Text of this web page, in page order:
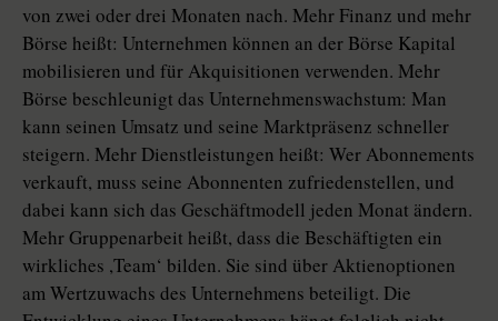
von zwei oder drei Monaten nach. Mehr Finanz und mehr
Börse heißt: Unternehmen können an der Börse Kapital
mobilisieren und für Akquisitionen verwenden. Mehr
Börse beschleunigt das Unternehmenswachstum: Man
kann seinen Umsatz und seine Marktpräsenz schneller
steigern. Mehr Dienstleistungen heißt: Wer Abonnements
verkauft, muss seine Abonnenten zufriedenstellen, und
dabei kann sich das Geschäftmodell jeden Monat ändern.
Mehr Gruppenarbeit heißt, dass die Beschäftigten ein
wirkliches ,Team‘ bilden. Sie sind über Aktienoptionen
am Wertzuwachs des Unternehmens beteiligt. Die